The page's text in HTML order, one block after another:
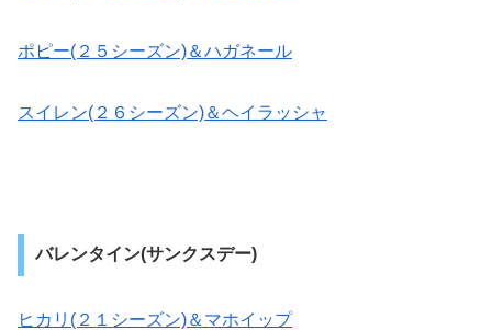
ポピー(２５シーズン)＆ハガネール
スイレン(２６シーズン)＆ヘイラッシャ
バレンタイン(サンクスデー)
ヒカリ(２１シーズン)＆マホイップ